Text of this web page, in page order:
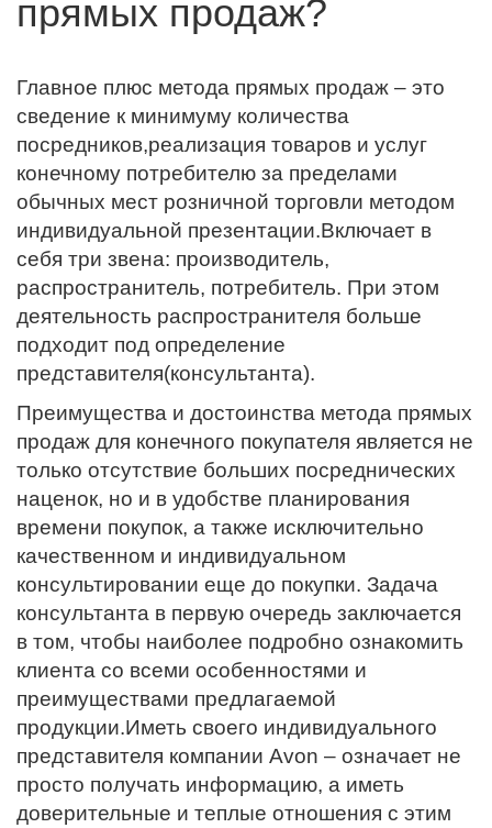
прямых продаж?
Главное плюс метода прямых продаж – это
сведение к минимуму количества
посредников,реализация товаров и услуг
конечному потребителю за пределами
обычных мест розничной торговли методом
индивидуальной презентации.Включает в
себя три звена: производитель,
распространитель, потребитель. При этом
деятельность распространителя больше
подходит под определение
представителя(консультанта).
Преимущества и достоинства метода прямых
продаж для конечного покупателя является не
только отсутствие больших посреднических
наценок, но и в удобстве планирования
времени покупок, а также исключительно
качественном и индивидуальном
консультировании еще до покупки. Задача
консультанта в первую очередь заключается
в том, чтобы наиболее подробно ознакомить
клиента со всеми особенностями и
преимуществами предлагаемой
продукции.Иметь своего индивидуального
представителя компании Avon – означает не
просто получать информацию, а иметь
доверительные и теплые отношения с этим